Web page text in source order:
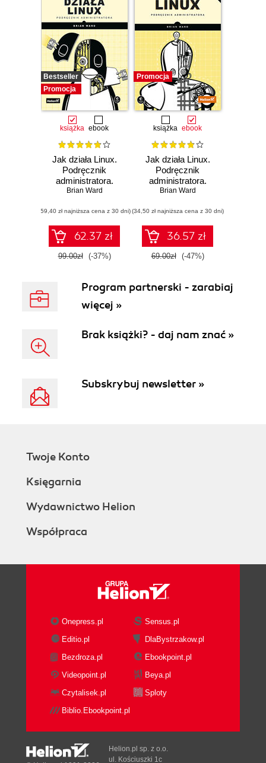
Bestseller
Promocja
książka ebook
Jak działa Linux.
Podręcznik
administratora.
Wydanie III
Brian Ward
(59,40 zł najniższa cena z 30 dni)
62.37 zł
99.00zł (-37%)
Promocja
książka ebook
Jak działa Linux.
Podręcznik
administratora.
Wydanie II
Brian Ward
(34,50 zł najniższa cena z 30 dni)
36.57 zł
69.00zł (-47%)
Program partnerski - zarabiaj
więcej »
Brak książki? - daj nam znać »
Subskrybuj newsletter »
Twoje Konto
Księgarnia
Wydawnictwo Helion
Współpraca
Onepress.pl
Sensus.pl
Editio.pl
DlaBystrzakow.pl
Bezdroza.pl
Ebookpoint.pl
Videopoint.pl
Beya.pl
Czytalisek.pl
Sploty
Biblio.Ebookpoint.pl
Helion.pl sp. z o.o.
ul. Kościuszki 1c